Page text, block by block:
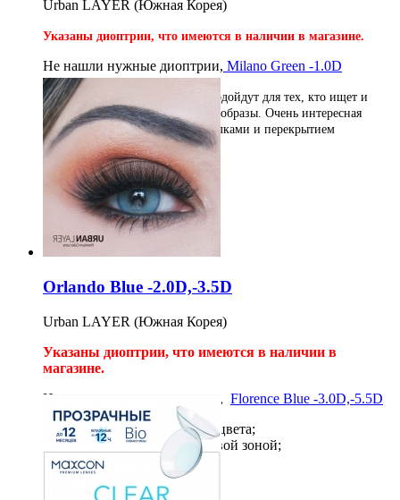
Urban LAYER (Южная Корея)
Указаны диоптрии, что имеются в наличии в магазине.
Не нашли нужные диоптрии, Milano Green -1.0D
Цветные дизайнерские линзы подойдут для тех, кто ищет и
любит креативные и необычные образы. Очень интересная
модельс разноцветными прожилками и перекрытием
натурального цвета глаз.
2шт на 12 месяцев 1 500руб
Купить
Orlando Blue -2.0D,-3.5D
Urban LAYER (Южная Корея)
Указаны диоптрии, что имеются в наличии в
магазине.
Не нашли нужные диоптрии, Florence Blue -3.0D,-5.5D
Полное перекрытие любого цвета;
Тип: цветные с узкой зрачковой зоной;
Тон: 3-х тонные.
2шт на 12 месяцев1 500